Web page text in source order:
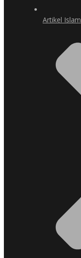
Artikel Islam